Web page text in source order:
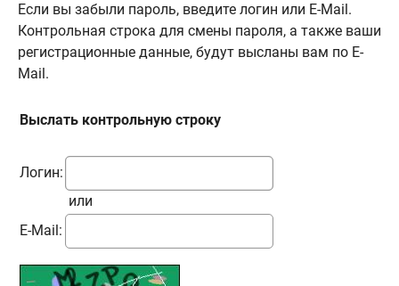
Если вы забыли пароль, введите логин или E-Mail.
Контрольная строка для смены пароля, а также ваши
регистрационные данные, будут высланы вам по E-
Mail.
Выслать контрольную строку
Логин:
или
E-Mail: